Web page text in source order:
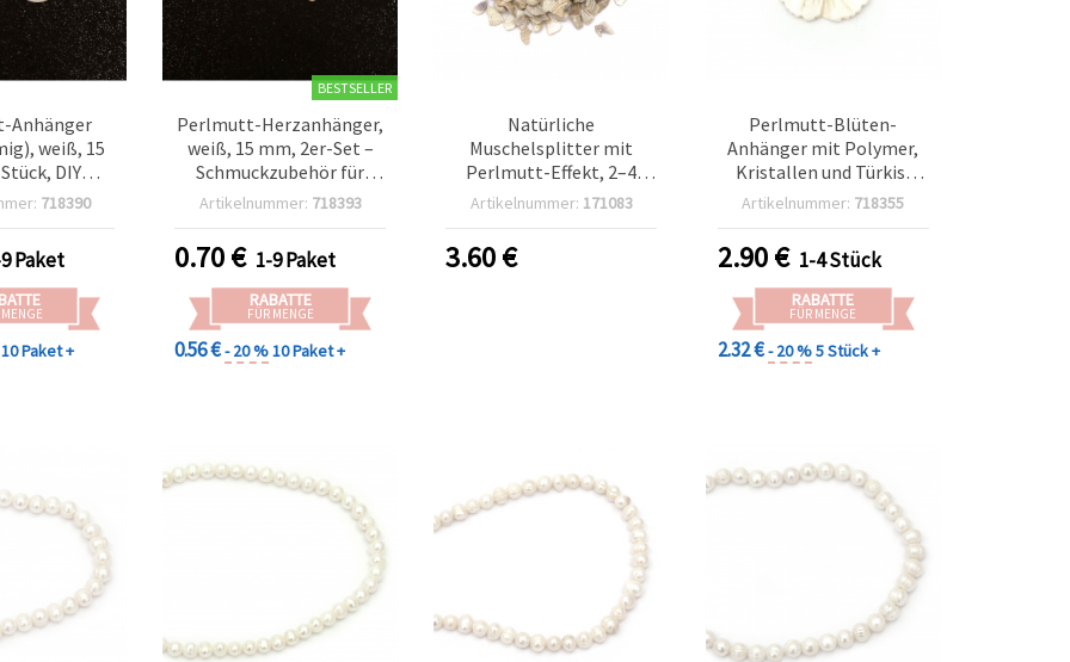
Anhänger
weiß, 15
DIY
&
718390
Paket
10 Paket +
BESTSELLER
Perlmutt-Herzanhänger,
weiß, 15 mm, 2er-Set –
Schmuckzubehör für
Schmuckherstellung, DIY,
Artikelnummer: 718393
0.70€ 1-9 Paket
RABATTE
FÜR MENGE
0.56 €- 20 %10 Paket +
Natürliche
Muschelsplitter mit
Perlmutt-Effekt, 2–4
mm, 330 ml (~400 g),
Artikelnummer: 171083
3.60€
Perlmutt-Blüten-
Anhänger mit Polymer,
Kristallen und Türkis,
28×25×3 mm, Loch 1 mm
Artikelnummer: 718355
2.90€ 1-4 Stück
RABATTE
FÜR MENGE
2.32 €- 20 %5 Stück +